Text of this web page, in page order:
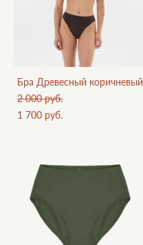
Бра Древесный коричневый
2 000 pуб.
1 700 pуб.